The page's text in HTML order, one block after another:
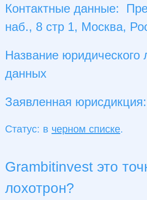
Контактные данные:
наб., 8 стр 1, Москва,
Название юридического
данных
Заявленная
Статус: в черном списке.
Grambitinvest это
лохотрон?